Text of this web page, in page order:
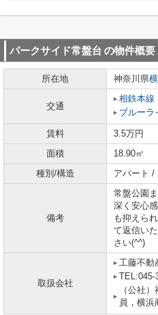
パークサイド常盤台 の物件概要
所在地 神奈川県
交通
相鉄本線
ブルーラ
賃料 3.5万円
面積
18.90㎡
種別/構造
アパート /
備考
常盤公園
深く安心
も抑えら
て返信い
さい(^^)
取扱会社
工藤不動
TEL:045-
（公社
員，横浜